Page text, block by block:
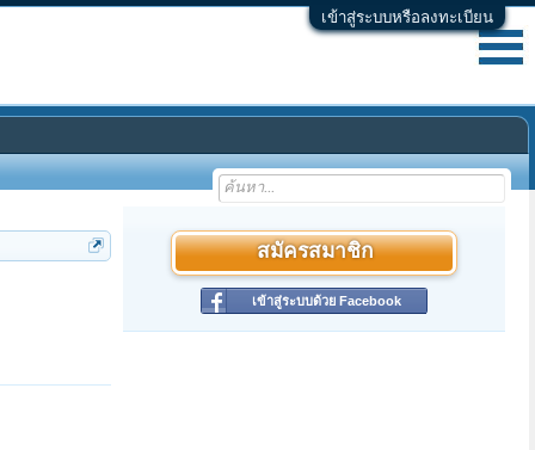
เข้าสู่ระบบหรือลงทะเบียน
สมัครสมาชิก
เข้าสู่ระบบด้วย Facebook